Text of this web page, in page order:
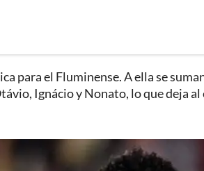
para el Fluminense. A ella se
Ignácio y Nonato, lo que deja